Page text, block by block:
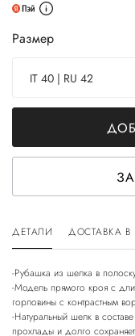
Размер
IT 40 | RU 42
ДЕТАЛИ ДОСТАВКА В
-Рубашка из шелка в
-Модель прямого кроя с
горловины с контрастным
-Натуральный шелк в
прохлады и долго